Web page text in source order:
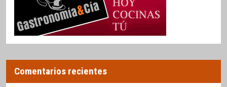
Comentarios recientes